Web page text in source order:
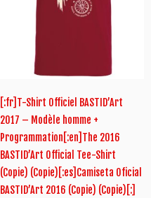
[:fr]T-Shirt Officiel BASTID’Art
2017 – Modèle homme +
Programmation[:en]The 2016
BASTID’Art Official Tee-Shirt
(Copie) (Copie)[:es]Camiseta Oficial
BASTID’Art 2016 (Copie) (Copie)[:]